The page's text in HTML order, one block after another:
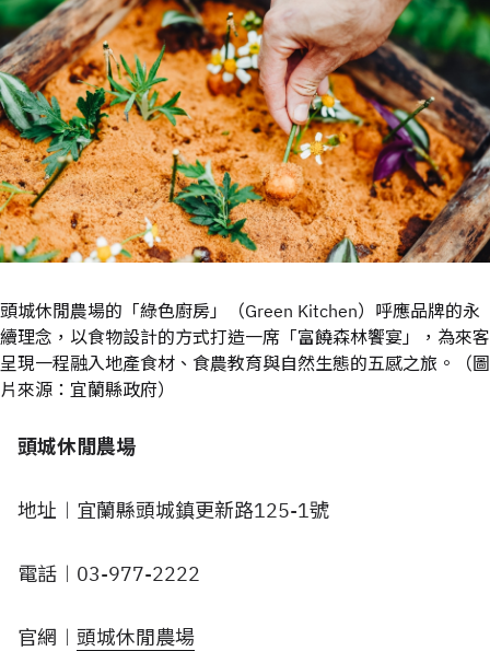
頭城休閒農場的「綠色廚房」（Green Kitchen）呼應品牌的永
續理念，以食物設計的方式打造一席「富饒森林饗宴」，為來客
呈現一程融入地產食材、食農教育與自然生態的五感之旅。（圖
片來源：宜蘭縣政府）
頭城休閒農場
地址︱宜蘭縣頭城鎮更新路125-1號
電話︱03-977-2222
官網︱ 頭城休閒農場